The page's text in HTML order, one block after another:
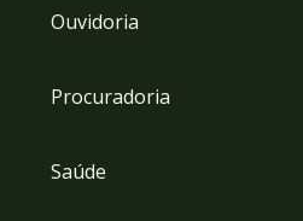
Ouvidoria
Procuradoria
Saúde